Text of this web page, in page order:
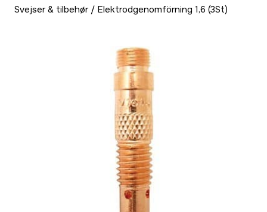
Svejser & tilbehør/ Elektrodgenomförning 1,6 (3St)